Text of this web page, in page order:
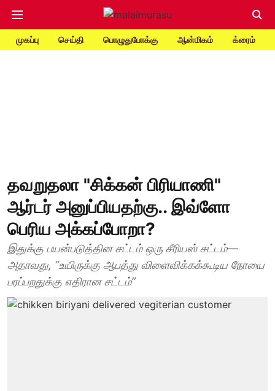
முகப்பு செய்தி பொழுதுபோக்கு ஆன்மிகம் க்ரைம்
தவறுதலா "சிக்கன் பிரியாணி"
ஆர்டர் அனுப்பியதற்கு.. இவ்ளோ
பெரிய அக்கப்போறா?
இதுக்கு பயன்படுத்தின சட்டம் ஒரு சீரியஸ் சட்டம்—
அதாவது, “உயிருக்கு ஆபத்து விளைவிக்கக்கூடிய நோயை
பரப்பறதுக்கு எதிரான சட்டம்”